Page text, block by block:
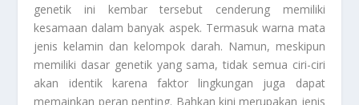
genetik ini kembar tersebut cenderung memiliki
kesamaan dalam banyak aspek. Termasuk warna mata
jenis kelamin dan kelompok darah. Namun, meskipun
memiliki dasar genetik yang sama, tidak semua ciri-ciri
akan identik karena faktor lingkungan juga dapat
memainkan peran penting. Bahkan kini merupakan jenis